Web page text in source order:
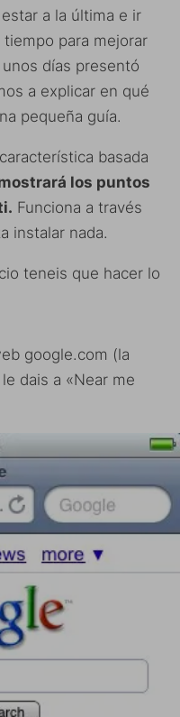
a la última e ir
para mejorar
días presentó
a explicar en qué
pequeña guía.
basada
los puntos
Funciona a través
instalar nada.
teneis que hacer lo
google.com (la
dais a «Near me